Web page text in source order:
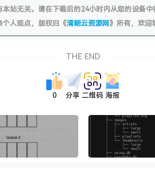
站无关。请在下载后的24小时内从您的设备中
人观点，版权归《清朝云资源网》所有，欢迎
THE END
0 分享 二维码 海报